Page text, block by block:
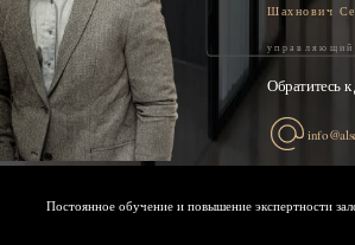
Шахнович
управляющий
Обратитесь
Постоянное обучение и повышение экспертности